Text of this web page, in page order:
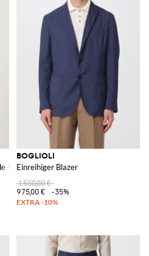
mit aufgesetzten Taschen
BOGLIOLI
Einreihiger Blazer
1.500,00 €
975,00 €
-35%